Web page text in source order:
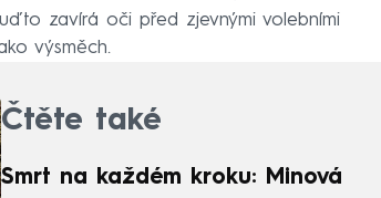
zavírá oči před zjevnými volebními
výsměch.
Čtěte také
Smrt na každém kroku: Minová